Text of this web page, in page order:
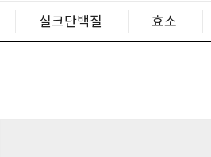
실크단백질 효소